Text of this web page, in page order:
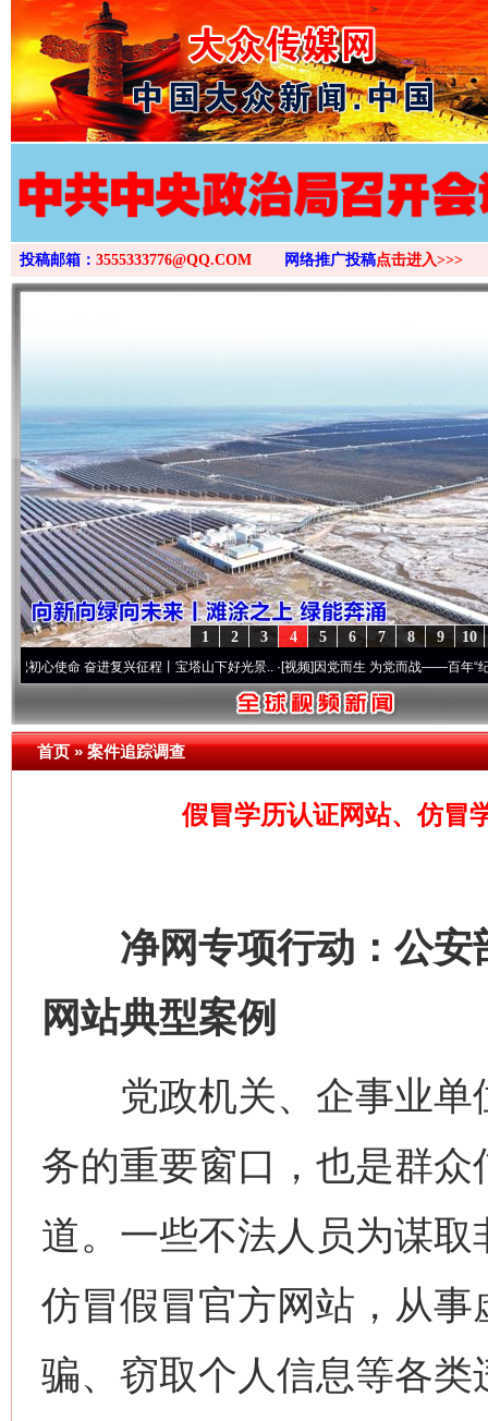
>
投稿邮箱： 3555333776@QQ.COM 网络推广投稿点击进入>>>
10
9
8
7
6
5
4
3
2
1
奋进复兴征程丨宝塔山下好光景..·[视频]因党而生 为党而战——百年“纪”事⑧加强
首页»案件追踪调查
假冒学历认证网站、仿冒
净网专项行动：公安
网站典型案例
党政机关、企事业单
务的重要窗口，也是群
道。一些不法人员为谋取
仿冒假冒官方网站，从
骗、窃取个人信息等各